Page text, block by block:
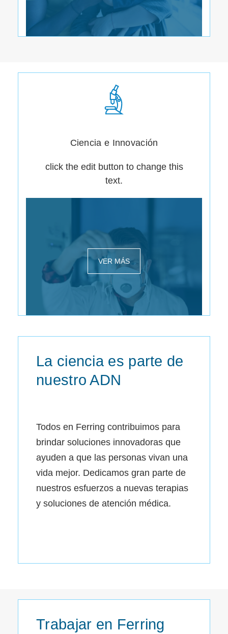
Ciencia e Innovación
click the edit button to change this
text.
VER MÁS
La ciencia es parte de
nuestro ADN
Todos en Ferring contribuimos para
brindar soluciones innovadoras que
ayuden a que las personas vivan una
vida mejor. Dedicamos gran parte de
nuestros esfuerzos a nuevas terapias
y soluciones de atención médica.
Trabajar en Ferring